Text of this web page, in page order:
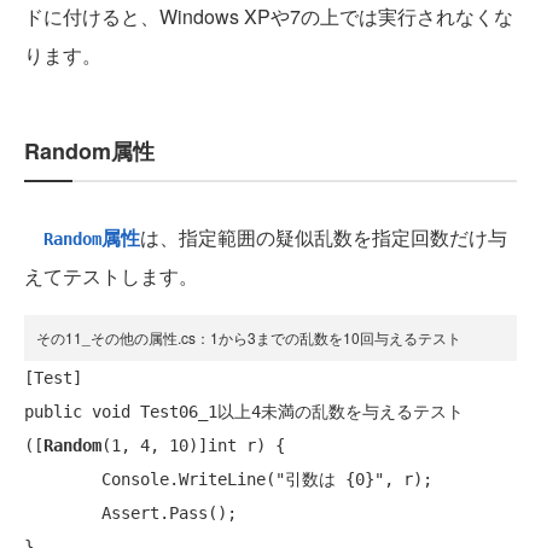
ドに付けると、Windows XPや7の上では実行されなくな
ります。
Random属性
Random属性は、指定範囲の疑似乱数を指定回数だけ与
えてテストします。
その11_その他の属性.cs：1から3までの乱数を10回与えるテスト
[Test
public void Test06_1以上4未満の乱数を与えるテスト
([Random(1, 4, 10)]int r) {
Console.WriteLine( "引数は {0}" , r);
Assert .Pass();